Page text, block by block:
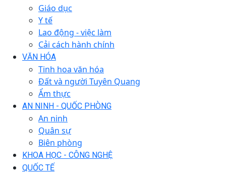
Giáo dục
Y tế
Lao động - việc làm
Cải cách hành chính
VĂN HÓA
Tinh hoa văn hóa
Đất và người Tuyên Quang
Ẩm thực
AN NINH - QUỐC PHÒNG
An ninh
Quân sự
Biên phòng
KHOA HỌC - CÔNG NGHỆ
QUỐC TẾ